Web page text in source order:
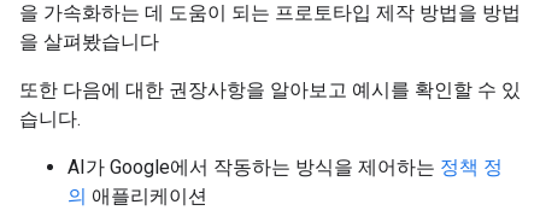
을 가속화하는 데 도움이 되는 프로토타입 제작 방법을 방법
을 살펴봤습니다
또한 다음에 대한 권장사항을 알아보고 예시를 확인할 수 있
습니다.
AI가 Google에서 작동하는 방식을 제어하는 정책 정
의 애플리케이션